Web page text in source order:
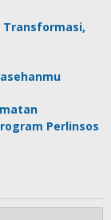
Transformasi,
Perlinsos